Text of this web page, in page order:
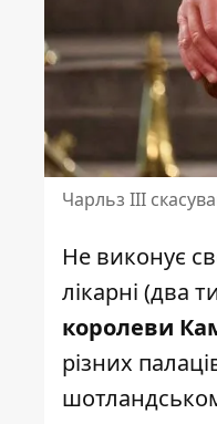
Чарльз III
Не виконує
лікарні (два
королеви
різних